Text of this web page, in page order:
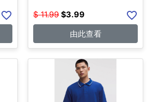
$ 11.99 $3.99
由此查看